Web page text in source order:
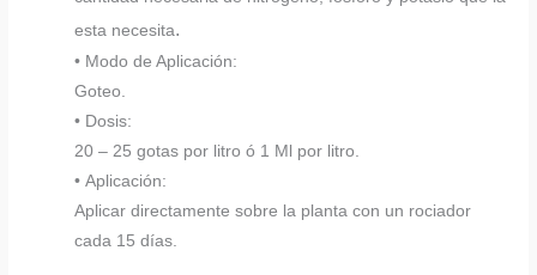
esta necesita.
• Modo de Aplicación:
Goteo.
• Dosis:
20 – 25 gotas por litro ó 1 Ml por litro.
• Aplicación:
Aplicar directamente sobre la planta con un rociador
cada 15 días.